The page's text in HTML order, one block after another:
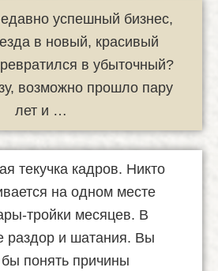
успешный бизнес,
в новый, красивый
в убыточный?
возможно прошло пару
лет и …
текучка кадров. Никто
на одном месте
тройки месяцев. В
раздор и шатания. Вы
понять причины